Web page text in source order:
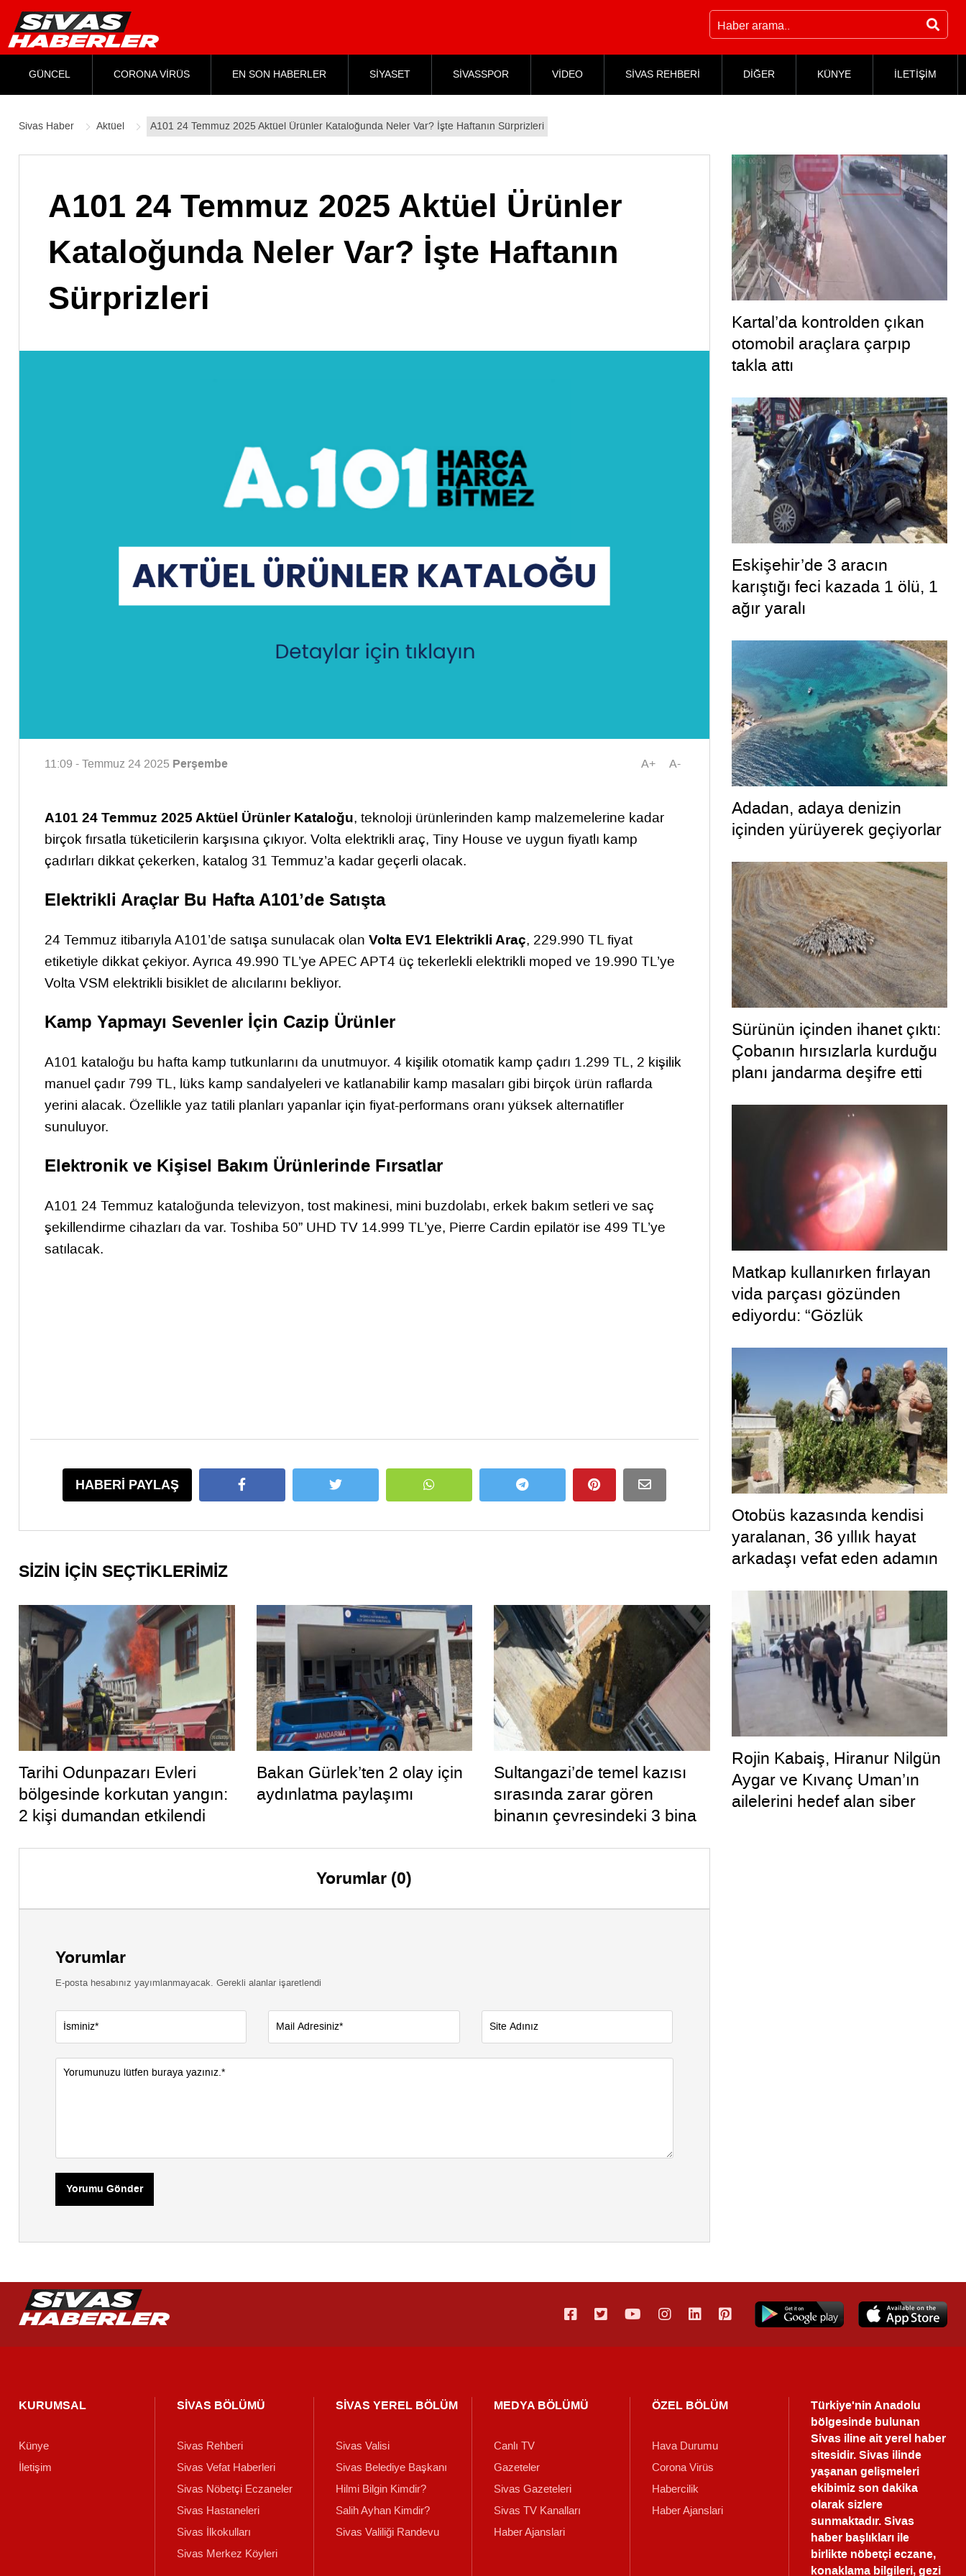
GÜNCEL CORONA VİRÜS EN SON HABERLER SİYASET SİVASSPOR VİDEO SİVAS REHBERİ DİĞER KÜNYE İLETİŞİM
Sivas Haber Aktüel A101 24 Temmuz 2025 Aktüel Ürünler Kataloğunda Neler Var? İşte Haftanın Sürprizleri
A101 24 Temmuz 2025 Aktüel Ürünler
Kataloğunda Neler Var? İşte Haftanın
Sürprizleri
11:09 - Temmuz 24 2025 Perşembe A+ A-
A101 24 Temmuz 2025 Aktüel Ürünler Kataloğu, teknoloji ürünlerinden kamp malzemelerine kadar
birçok fırsatla tüketicilerin karşısına çıkıyor. Volta elektrikli araç, Tiny House ve uygun fiyatlı kamp
çadırları dikkat çekerken, katalog 31 Temmuz’a kadar geçerli olacak.
Elektrikli Araçlar Bu Hafta A101’de Satışta
24 Temmuz itibarıyla A101’de satışa sunulacak olan Volta EV1 Elektrikli Araç, 229.990 TL fiyat
etiketiyle dikkat çekiyor. Ayrıca 49.990 TL’ye APEC APT4 üç tekerlekli elektrikli moped ve 19.990 TL’ye
Volta VSM elektrikli bisiklet de alıcılarını bekliyor.
Kamp Yapmayı Sevenler İçin Cazip Ürünler
A101 kataloğu bu hafta kamp tutkunlarını da unutmuyor. 4 kişilik otomatik kamp çadırı 1.299 TL, 2 kişilik
manuel çadır 799 TL, lüks kamp sandalyeleri ve katlanabilir kamp masaları gibi birçok ürün raflarda
yerini alacak. Özellikle yaz tatili planları yapanlar için fiyat-performans oranı yüksek alternatifler
sunuluyor.
Elektronik ve Kişisel Bakım Ürünlerinde Fırsatlar
A101 24 Temmuz kataloğunda televizyon, tost makinesi, mini buzdolabı, erkek bakım setleri ve saç
şekillendirme cihazları da var. Toshiba 50” UHD TV 14.999 TL’ye, Pierre Cardin epilatör ise 499 TL’ye
satılacak.
HABERİ PAYLAŞ
SİZİN İÇİN SEÇTİKLERİMİZ
Tarihi Odunpazarı Evleri
bölgesinde korkutan yangın:
2 kişi dumandan etkilendi
Bakan Gürlek’ten 2 olay için
aydınlatma paylaşımı
Sultangazi’de temel kazısı
sırasında zarar gören
binanın çevresindeki 3 bina
Yorumlar (0)
Yorumlar
E-posta hesabınız yayımlanmayacak. Gerekli alanlar işaretlendi
Yorumu Gönder
Kartal’da kontrolden çıkan
otomobil araçlara çarpıp
takla attı
Eskişehir’de 3 aracın
karıştığı feci kazada 1 ölü, 1
ağır yaralı
Adadan, adaya denizin
içinden yürüyerek geçiyorlar
Sürünün içinden ihanet çıktı:
Çobanın hırsızlarla kurduğu
planı jandarma deşifre etti
Matkap kullanırken fırlayan
vida parçası gözünden
ediyordu: “Gözlük
Otobüs kazasında kendisi
yaralanan, 36 yıllık hayat
arkadaşı vefat eden adamın
defalarca uyardığı ortaya
çıktı
Rojin Kabaiş, Hiranur Nilgün
Aygar ve Kıvanç Uman’ın
ailelerini hedef alan siber
KURUMSAL
Künye
İletişim
SİVAS BÖLÜMÜ
Sivas Rehberi
Sivas Vefat Haberleri
Sivas Nöbetçi Eczaneler
Sivas Hastaneleri
Sivas İlkokulları
Sivas Merkez Köyleri
SİVAS YEREL BÖLÜM
Sivas Valisi
Sivas Belediye Başkanı
Hilmi Bilgin Kimdir?
Salih Ayhan Kimdir?
Sivas Valiliği Randevu
MEDYA BÖLÜMÜ
Canlı TV
Gazeteler
Sivas Gazeteleri
Sivas TV Kanalları
Haber Ajanslari
ÖZEL BÖLÜM
Hava Durumu
Corona Virüs
Habercilik
Haber Ajanslari
Türkiye'nin Anadolu
bölgesinde bulunan
Sivas iline ait yerel haber
sitesidir. Sivas ilinde
yaşanan gelişmeleri
ekibimiz son dakika
olarak sizlere
sunmaktadır.Sivas
haberbaşlıkları ile
birlikte nöbetçi eczane,
konaklama bilgileri, gezi